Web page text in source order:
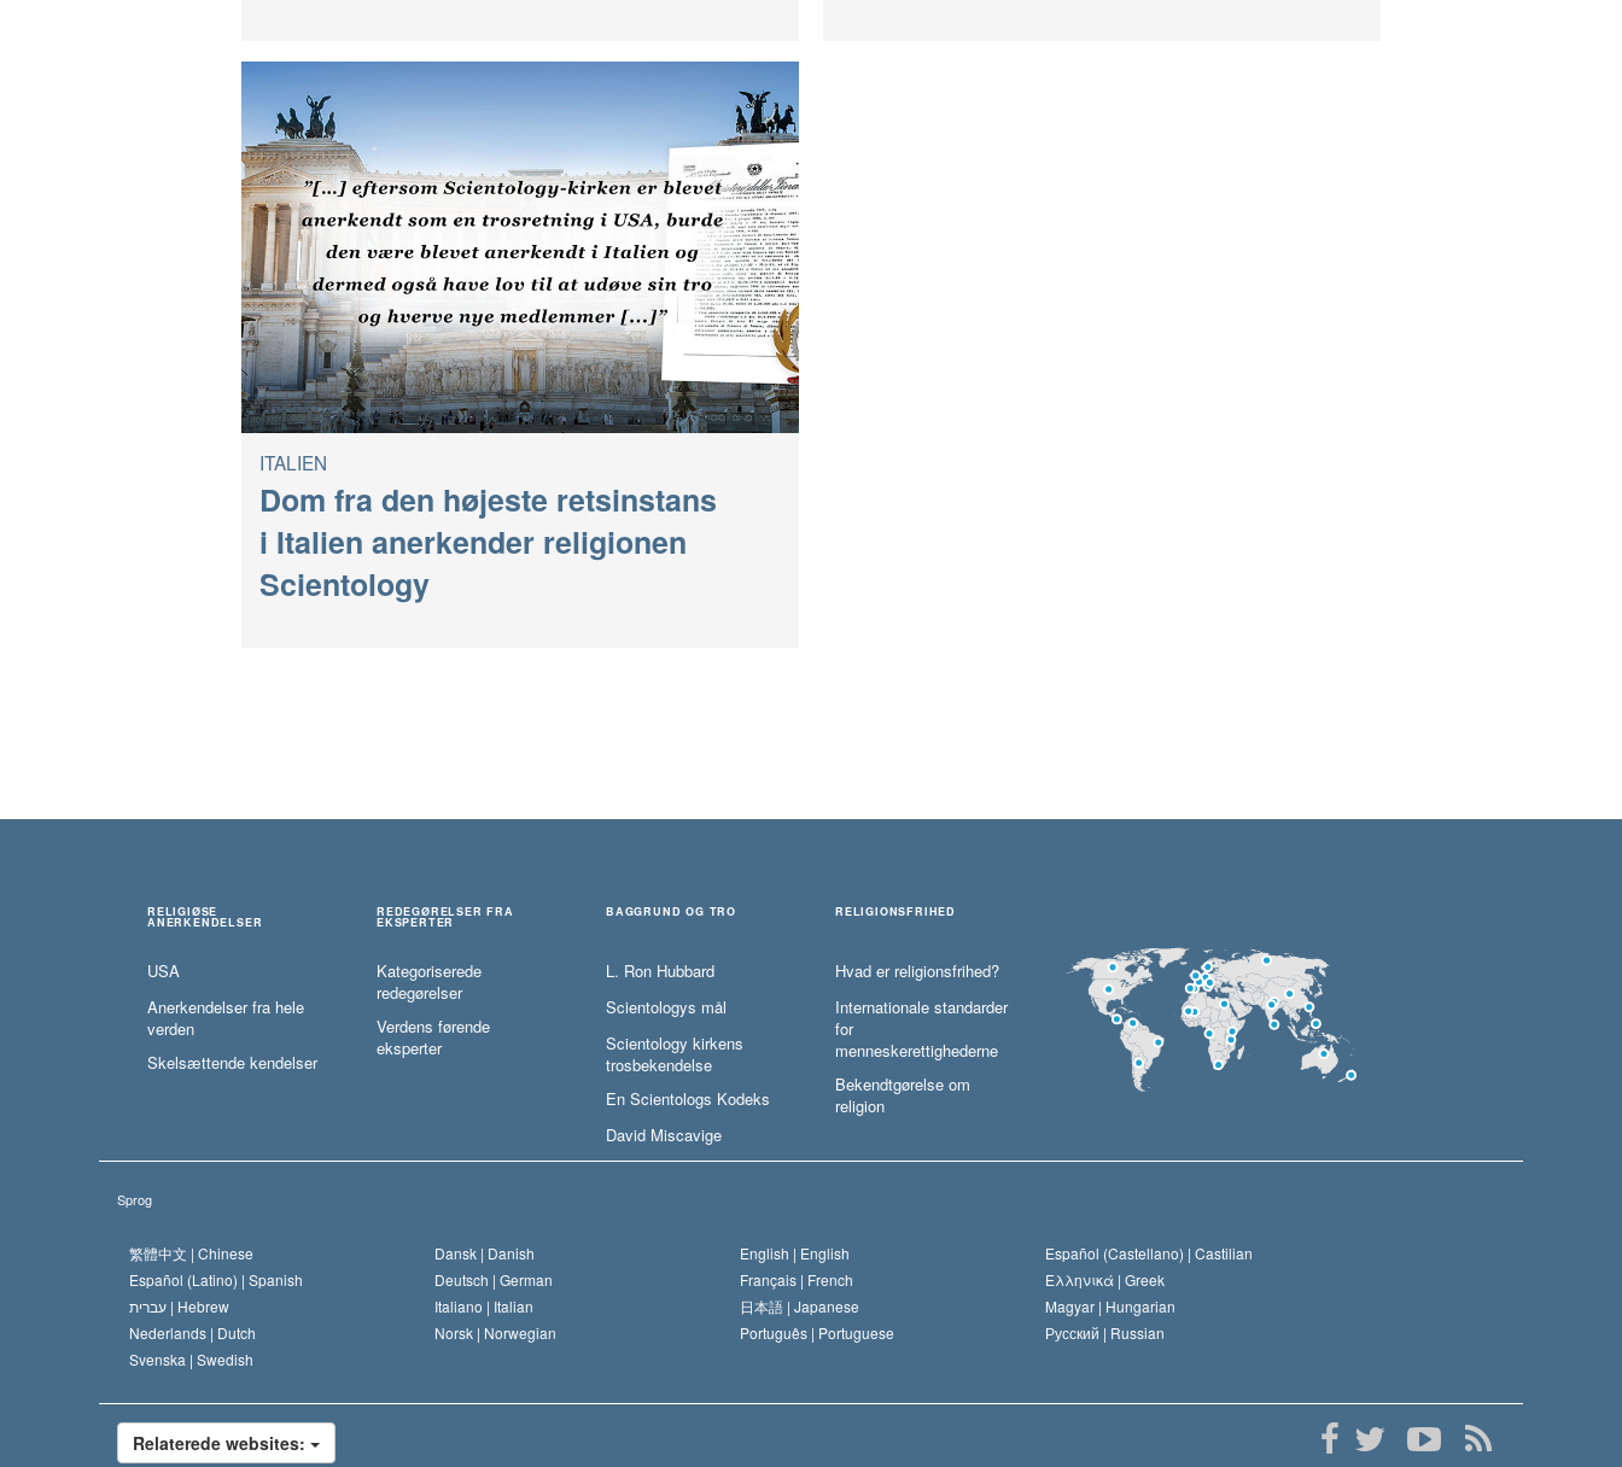
ITALIEN
Dom fra den højeste retsinstans
i Italien anerkender religionen
Scientology
RELIGIØSE
ANERKENDELSER
USA
Anerkendelser fra hele
verden
Skelsættende kendelser
REDEGØRELSER FRA
EKSPERTER
Kategoriserede
redegørelser
Verdens førende
eksperter
BAGGRUND OG TRO
L. Ron Hubbard
Scientologys mål
Scientology kirkens
trosbekendelse
En Scientologs Kodeks
David Miscavige
RELIGIONSFRIHED
Hvad er religionsfrihed?
Internationale standarder
for
menneskerettighederne
Bekendtgørelse om
religion
Sprog
繁體中文 | Chinese Dansk | Danish English | English Español (Castellano) | Castilian
Español (Latino) | Spanish Deutsch | German Français | French Ελληνικά | Greek
עברית | Hebrew Italiano | Italian 日本語 | Japanese Magyar | Hungarian
Nederlands | Dutch Norsk | Norwegian Português | Portuguese Русский | Russian
Svenska | Swedish
Relaterede websites: